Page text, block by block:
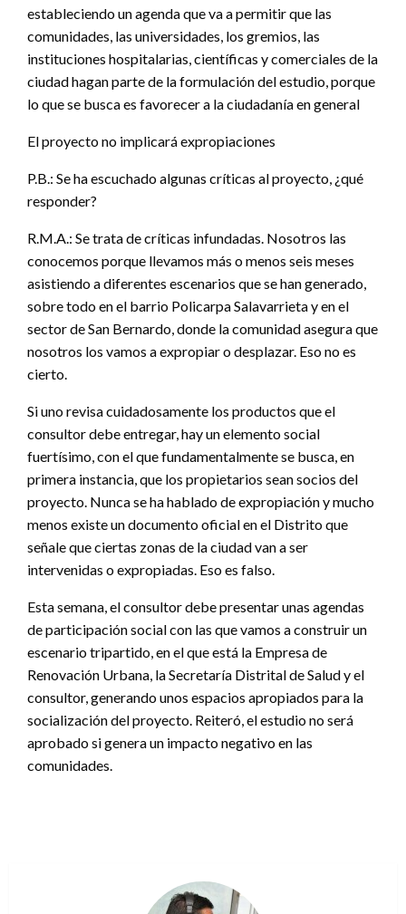
estableciendo un agenda que va a permitir que las
comunidades, las universidades, los gremios, las
instituciones hospitalarias, científicas y comerciales de la
ciudad hagan parte de la formulación del estudio, porque
lo que se busca es favorecer a la ciudadanía en general
El proyecto no implicará expropiaciones
P.B.: Se ha escuchado algunas críticas al proyecto, ¿qué
responder?
R.M.A.: Se trata de críticas infundadas. Nosotros las
conocemos porque llevamos más o menos seis meses
asistiendo a diferentes escenarios que se han generado,
sobre todo en el barrio Policarpa Salavarrieta y en el
sector de San Bernardo, donde la comunidad asegura que
nosotros los vamos a expropiar o desplazar. Eso no es
cierto.
Si uno revisa cuidadosamente los productos que el
consultor debe entregar, hay un elemento social
fuertísimo, con el que fundamentalmente se busca, en
primera instancia, que los propietarios sean socios del
proyecto. Nunca se ha hablado de expropiación y mucho
menos existe un documento oficial en el Distrito que
señale que ciertas zonas de la ciudad van a ser
intervenidas o expropiadas. Eso es falso.
Esta semana, el consultor debe presentar unas agendas
de participación social con las que vamos a construir un
escenario tripartido, en el que está la Empresa de
Renovación Urbana, la Secretaría Distrital de Salud y el
consultor, generando unos espacios apropiados para la
socialización del proyecto. Reiteró, el estudio no será
aprobado si genera un impacto negativo en las
comunidades.